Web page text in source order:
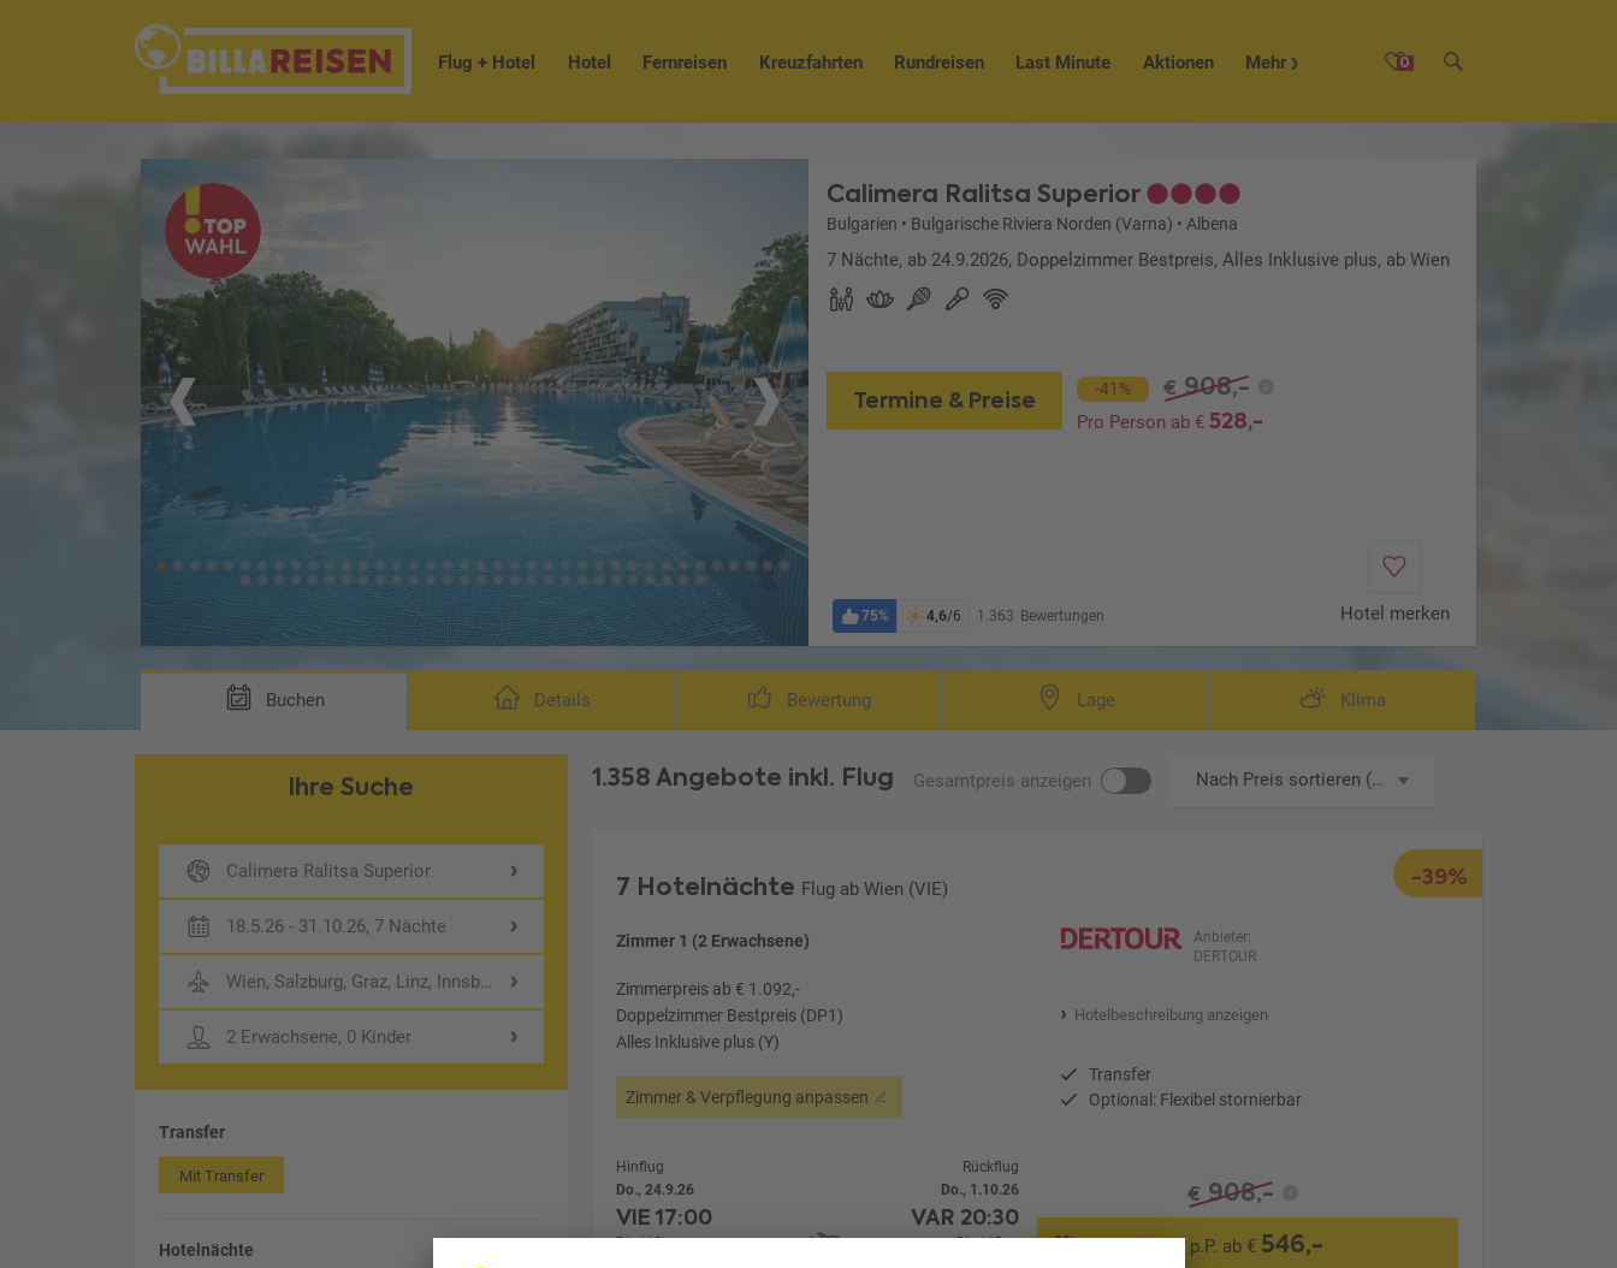
0
Flug + Hotel Hotel Fernreisen Kreuzfahrten Rundreisen Last Minute Aktionen Mehr
Calimera Ralitsa Superior
Bulgarien • Bulgarische Riviera Norden (Varna) • Albena
7 Nächte, ab 24.9.2026, Doppelzimmer Bestpreis, Alles Inklusive plus, ab Wien
Termine & Preise -41% € 908,-
Pro Person ab €528,-
75% 4,6/6 1.363 Bewertungen Hotel merken
Buchen Details Bewertung Lage Klima
Ihre Suche
Calimera Ralitsa Superior
18.5.26 - 31.10.26, 7 Nächte
Wien, Salzburg, Graz, Linz, Innsbruck
2 Erwachsene, 0 Kinder
Transfer
Mit Transfer
Hotelnächte
1.358 Angebote inkl. Flug Gesamtpreis anzeigen Nach Preis sortieren (aufsteigend)
-39%
7 Hotelnächte Flug ab Wien (VIE)
Zimmer 1 (2 Erwachsene)
Zimmerpreis ab € 1.092,-
Doppelzimmer Bestpreis (DP1)
Alles Inklusive plus (Y)
Zimmer & Verpflegung anpassen
Anbieter:
DERTOUR
Hotelbeschreibung anzeigen
Transfer
Optional: Flexibel stornierbar
Hinflug
Do., 24.9.26
VIE17:00
Direktflug
Rückflug
Do., 1.10.26
VAR 20:30
Direktflug
€ 908,-
p.P. ab € 546,-